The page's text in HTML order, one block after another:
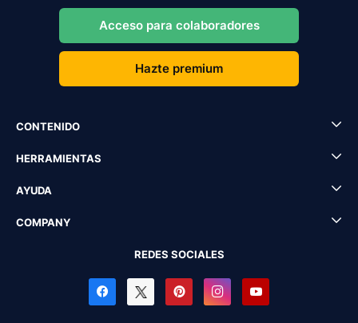
Acceso para colaboradores
Hazte premium
CONTENIDO
HERRAMIENTAS
AYUDA
COMPANY
REDES SOCIALES